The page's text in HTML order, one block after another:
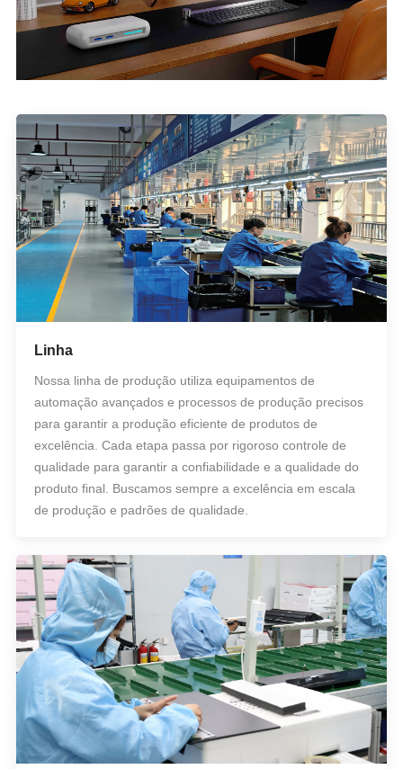
Linha
Nossa linha de produção utiliza equipamentos de
automação avançados e processos de produção precisos
para garantir a produção eficiente de produtos de
excelência. Cada etapa passa por rigoroso controle de
qualidade para garantir a confiabilidade e a qualidade do
produto final. Buscamos sempre a excelência em escala
de produção e padrões de qualidade.